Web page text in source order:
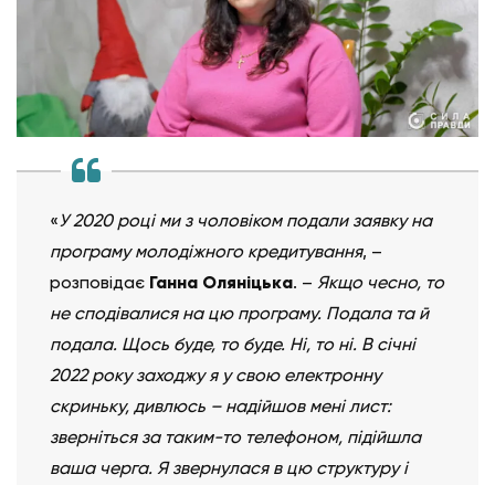
«У 2020 році ми з чоловіком подали заявку на
програму молодіжного кредитування, –
розповідає Ганна Оляніцька. – Якщо чесно, то
не сподівалися на цю програму. Подала та й
подала. Щось буде, то буде. Ні, то ні. В січні
2022 року заходжу я у свою електронну
скриньку, дивлюсь – надійшов мені лист:
зверніться за таким-то телефоном, підійшла
ваша черга. Я звернулася в цю структуру і